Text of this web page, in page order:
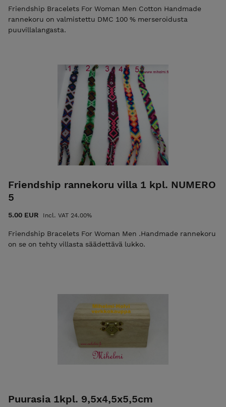
Friendship Bracelets For Woman Men Cotton Handmade
rannekoru on valmistettu DMC 100 % merseroidusta
puuvillalangasta.
Friendship rannekoru villa 1 kpl. NUMERO
5
5.00 EUR Incl. VAT 24.00%
Friendship Bracelets For Woman Men .Handmade rannekoru
on se on tehty villasta säädettävä lukko.
Puurasia 1kpl. 9,5x4,5x5,5cm